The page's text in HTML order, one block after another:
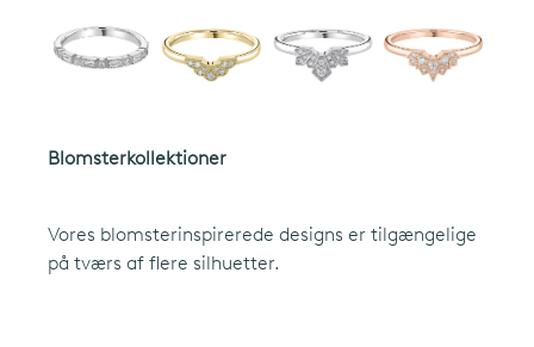
español
Blomsterkollektioner
Vores blomsterinspirerede designs er tilgængelige
på tværs af flere silhuetter.